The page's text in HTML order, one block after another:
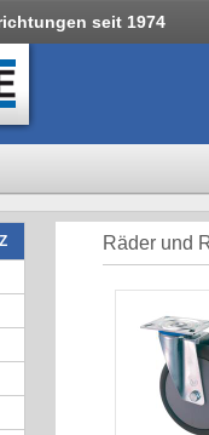
seit 1974
Räder und